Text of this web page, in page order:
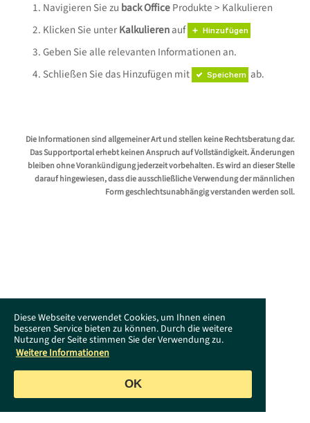
Diese Webseite verwendet Cookies, um Ihnen einen
besseren Service bieten zu können. Durch die weitere
Nutzung der Seite stimmen Sie der Verwendung zu.
Weitere Informationen
OK
Navigieren Sie zu back OfficeProdukte > Kalkulieren
Klicken Sie unterKalkulierenauf Hinzufügen
Geben Sie alle relevanten Informationen an.
Schließen Sie das Hinzufügen mit
Speichern ab.
Die Informationen sind allgemeiner Art und stellen keine Rechtsberatung dar.
Das Supportportal erhebt keinen Anspruch auf Vollständigkeit. Änderungen
bleiben ohne Vorankündigung jederzeit vorbehalten. Es wird an dieser Stelle
darauf hingewiesen, dass die ausschließliche Verwendung der männlichen
Form geschlechtsunabhängig verstanden werden soll.